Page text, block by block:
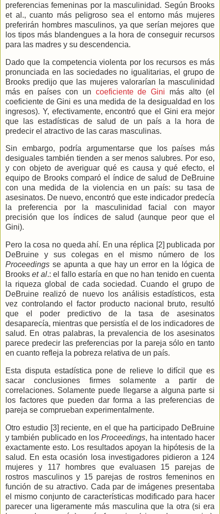
preferencias femeninas por la masculinidad. Según Brooks
et al., cuanto más peligroso sea el entorno más mujeres
preferirán hombres masculinos, ya que serían mejores que
los tipos más blandengues a la hora de conseguir recursos
para las madres y su descendencia.
Dado que la competencia violenta por los recursos es más
pronunciada en las sociedades no igualitarias, el grupo de
Brooks predijo que las mujeres valorarían la masculinidad
más en países con un coeficiente de Gini más alto (el
coeficiente de Gini es una medida de la desigualdad en los
ingresos). Y, efectivamente, encontró que el Gini era mejor
que las estadísticas de salud de un país a la hora de
predecir el atractivo de las caras masculinas.
Sin embargo, podría argumentarse que los países más
desiguales también tienden a ser menos salubres. Por eso,
y con objeto de averiguar qué es causa y qué efecto, el
equipo de Brooks comparó el índice de salud de DeBruine
con una medida de la violencia en un país: su tasa de
asesinatos. De nuevo, encontró que este indicador predecía
la preferencia por la masculinidad facial con mayor
precisión que los índices de salud (aunque peor que el
Gini).
Pero la cosa no queda ahí. En una réplica [2] publicada por
DeBruine y sus colegas en el mismo número de los
Proceedings se apunta a que hay un error en la lógica de
Brookset al.: el fallo estaría en que no han tenido en cuenta
la riqueza global de cada sociedad. Cuando el grupo de
DeBruine realizó de nuevo los análisis estadísticos, esta
vez controlando el factor producto nacional bruto, resultó
que el poder predictivo de la tasa de asesinatos
desaparecía, mientras que persistía el de los indicadores de
salud. En otras palabras, la prevalencia de los asesinatos
parece predecir las preferencias por la pareja sólo en tanto
en cuanto refleja la pobreza relativa de un país.
Esta disputa estadística pone de relieve lo difícil que es
sacar conclusiones firmes solamente a partir de
correlaciones. Solamente puede llegarse a alguna parte si
los factores que pueden dar forma a las preferencias de
pareja se comprueban experimentalmente.
Otro estudio [3] reciente, en el que ha participado DeBruine
y también publicado en losProceedings, ha intentado hacer
exactamente esto. Los resultados apoyan la hipótesis de la
salud. En esta ocasión losa investigadores pidieron a 124
mujeres y 117 hombres que evaluasen 15 parejas de
rostros masculinos y 15 parejas de rostros femeninos en
función de su atractivo. Cada par de imágenes presentaba
el mismo conjunto de características modificado para hacer
parecer una ligeramente más masculina que la otra (si era